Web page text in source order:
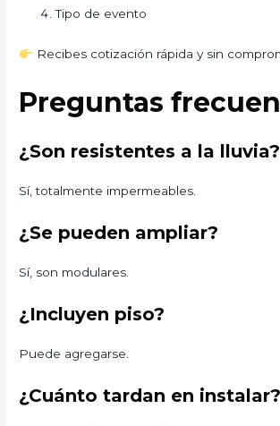
Tipo de evento
Recibes cotización rápida y sin
Preguntas
¿Son resistentes a la lluvia?
Sí, totalmente impermeables.
¿Se pueden ampliar?
Sí, son modulares.
¿Incluyen piso?
Puede agregarse.
¿Cuánto tardan en instalar?